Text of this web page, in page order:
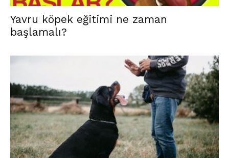
Yavru köpek eğitimi ne zaman
başlamalı?